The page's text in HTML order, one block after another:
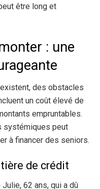
être long et
: une
des obstacles
un coût élevé de
empruntables.
systémiques peut
à financer des seniors.
de crédit
62 ans, qui a dû